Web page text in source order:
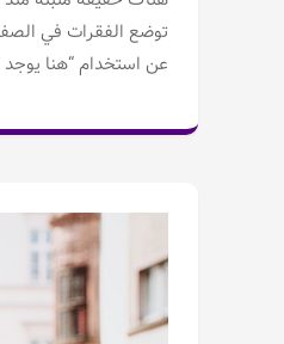
توضع الفقرات في
عن استخدام “هنا